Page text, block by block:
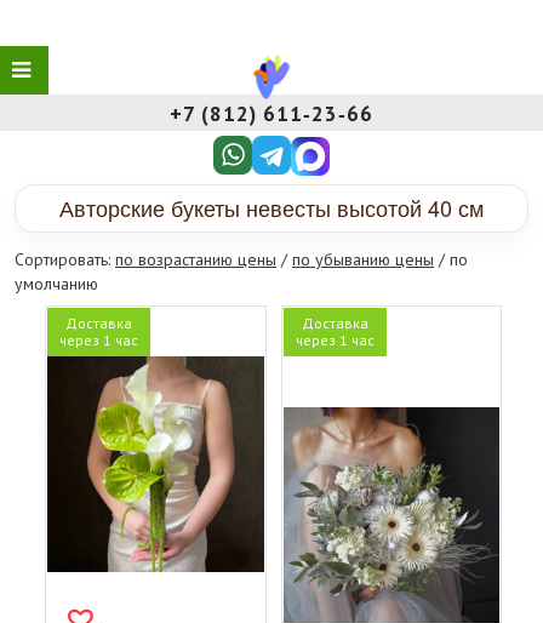
+7 (812) 611‑23‑66
Авторские букеты невесты высотой 40 см
Сортировать: по возрастанию цены /по убыванию цены / по
умолчанию
Доставка
через 1 час
Доставка
через 1 час